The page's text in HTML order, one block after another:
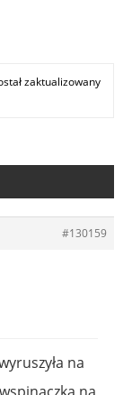
zaktualizowany
#130159
na